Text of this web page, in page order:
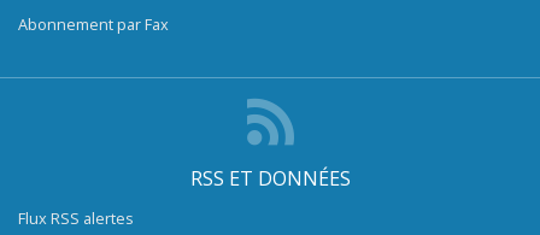
Abonnement par Fax
RSS ET DONNÉES
Flux RSS alertes